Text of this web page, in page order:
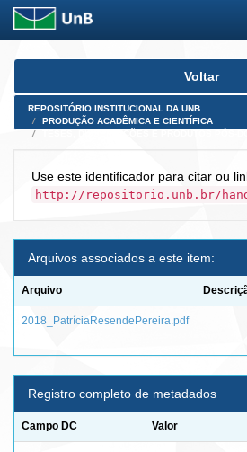
Skip
Voltar
REPOSITÓRIO INSTITUCIONAL DA UNB
PRODUÇÃO ACADÊMICA E CIENTÍFICA
Use este identificador para citar ou
http://repositorio.unb.br/
Arquivos associados a este item:
Arquivo
2018_PatríciaResendePereira.pdf
Registro completo de metadados
Campo DC Valor